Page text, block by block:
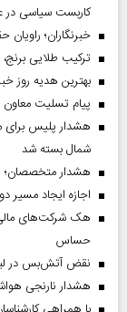
کاربست سیاسی در
خبرنگاران؛
ترکیب طلایی
بهترین هدیه روز
پیام تسلیت معاون
هشدار پلیس برای
شمال بسته شد
هشدار متخصصان؛
اجازه ایجاد مسیر
هک شرکت‌های
حساس
نقض آتش‌بس در
هشدار نارنجی هواشناسی برای ۴ استان؛ خطر